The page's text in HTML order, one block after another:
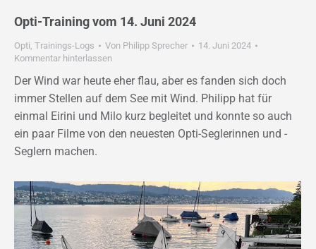
Opti-Training vom 14. Juni 2024
Opti, Trainings-Logs Von Philipp Sprecher
14. Juni 2024
Kommentar hinterlassen
Der Wind war heute eher flau, aber es fanden sich doch
immer Stellen auf dem See mit Wind. Philipp hat für
einmal Eirini und Milo kurz begleitet und konnte so auch
ein paar Filme von den neuesten Opti-Seglerinnen und -
Seglern machen.